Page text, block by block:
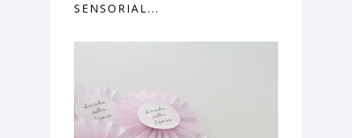
SENSORIAL...